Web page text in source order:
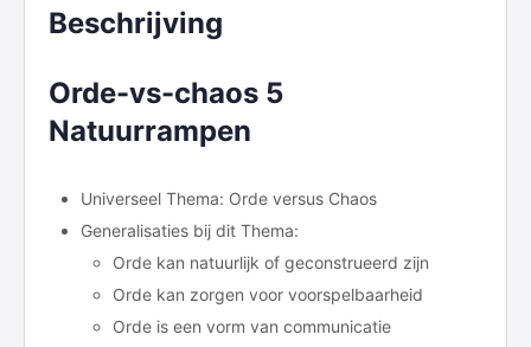
Beschrijving
Orde-vs-chaos 5
Natuurrampen
Universeel Thema: Orde versus Chaos
Generalisaties bij dit Thema:
Orde kan natuurlijk of geconstrueerd zijn
Orde kan zorgen voor voorspelbaarheid
Orde is een vorm van communicatie